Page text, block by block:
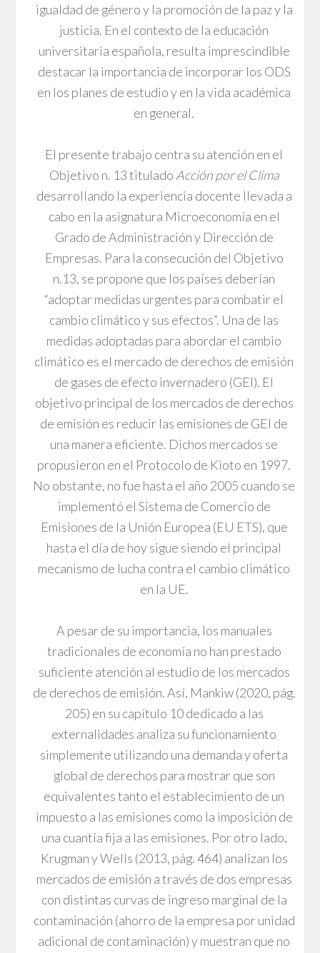
igualdad de género y la promoción de la paz y la
justicia. En el contexto de la educación
universitaria española, resulta imprescindible
destacar la importancia de incorporar los ODS
en los planes de estudio y en la vida académica
en general.
El presente trabajo centra su atención en el
Objetivo n. 13 titulado Acción por el Clima
desarrollando la experiencia docente llevada a
cabo en la asignatura Microeconomía en el
Grado de Administración y Dirección de
Empresas. Para la consecución del Objetivo
n.13, se propone que los países deberían
“adoptar medidas urgentes para combatir el
cambio climático y sus efectos”. Una de las
medidas adoptadas para abordar el cambio
climático es el mercado de derechos de emisión
de gases de efecto invernadero (GEI). El
objetivo principal de los mercados de derechos
de emisión es reducir las emisiones de GEI de
una manera eficiente. Dichos mercados se
propusieron en el Protocolo de Kioto en 1997.
No obstante, no fue hasta el año 2005 cuando se
implementó el Sistema de Comercio de
Emisiones de la Unión Europea (EU ETS), que
hasta el día de hoy sigue siendo el principal
mecanismo de lucha contra el cambio climático
en la UE.
A pesar de su importancia, los manuales
tradicionales de economía no han prestado
suficiente atención al estudio de los mercados
de derechos de emisión. Así, Mankiw (2020, pág.
205) en su capítulo 10 dedicado a las
externalidades analiza su funcionamiento
simplemente utilizando una demanda y oferta
global de derechos para mostrar que son
equivalentes tanto el establecimiento de un
impuesto a las emisiones como la imposición de
una cuantía fija a las emisiones. Por otro lado,
Krugman y Wells (2013, pág. 464) analizan los
mercados de emisión a través de dos empresas
con distintas curvas de ingreso marginal de la
contaminación (ahorro de la empresa por unidad
adicional de contaminación) y muestran que no